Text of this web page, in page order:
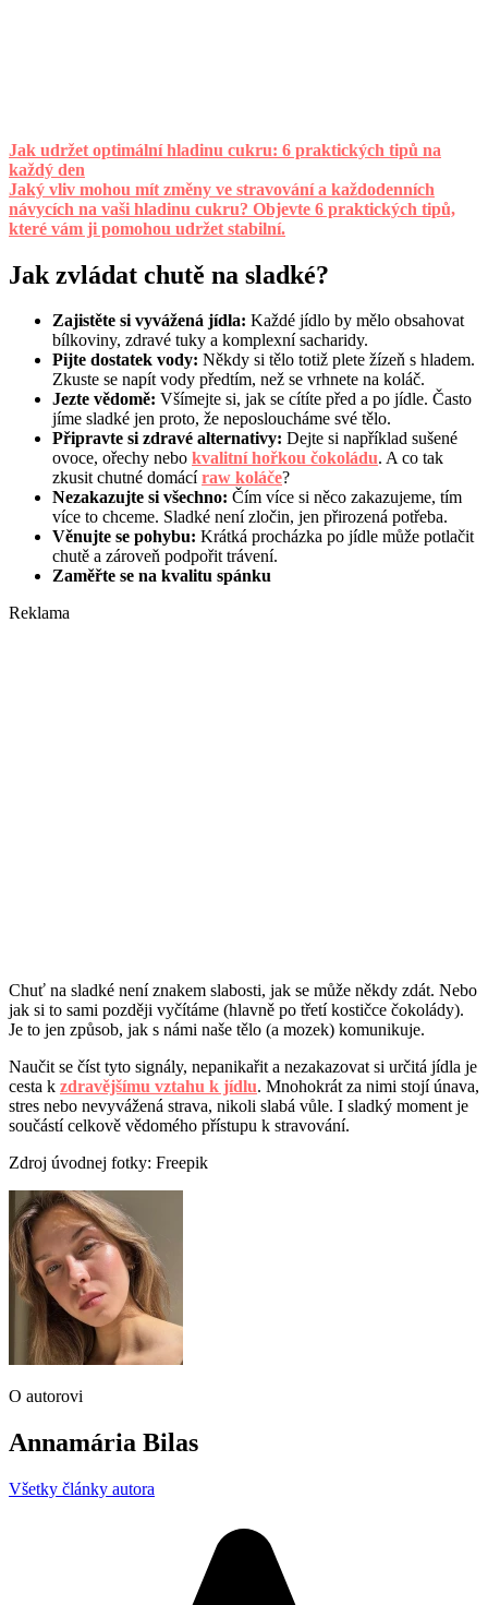
Jak udržet optimální hladinu cukru: 6 praktických tipů na
každý den
Jaký vliv mohou mít změny ve stravování a každodenních
návycích na vaši hladinu cukru? Objevte 6 praktických tipů,
které vám ji pomohou udržet stabilní.
Jak zvládat chutě na sladké?
Zajistěte si vyvážená jídla: Každé jídlo by mělo obsahovat
bílkoviny, zdravé tuky a komplexní sacharidy.
Pijte dostatek vody: Někdy si tělo totiž plete žízeň s hladem.
Zkuste se napít vody předtím, než se vrhnete na koláč.
Jezte vědomě: Všímejte si, jak se cítíte před a po jídle. Často
jíme sladké jen proto, že neposloucháme své tělo.
Připravte si zdravé alternativy: Dejte si například sušené
ovoce, ořechy nebo kvalitní hořkou čokoládu. A co tak
zkusit chutné domácíraw koláče?
Nezakazujte si všechno: Čím více si něco zakazujeme, tím
více to chceme. Sladké není zločin, jen přirozená potřeba.
Věnujte se pohybu: Krátká procházka po jídle může potlačit
chutě a zároveň podpořit trávení.
Zaměřte se na kvalitu spánku
Reklama
Chuť na sladké není znakem slabosti, jak se může někdy zdát. Nebo
jak si to sami později vyčítáme (hlavně po třetí kostičce čokolády).
Je to jen způsob, jak s námi naše tělo (a mozek) komunikuje.
Naučit se číst tyto signály, nepanikařit a nezakazovat si určitá jídla je
cesta k zdravějšímu vztahu k jídlu. Mnohokrát za nimi stojí únava,
stres nebo nevyvážená strava, nikoli slabá vůle. I sladký moment je
součástí celkově vědomého přístupu k stravování.
Zdroj úvodnej fotky: Freepik
O autorovi
Annamária Bilas
Všetky články autora